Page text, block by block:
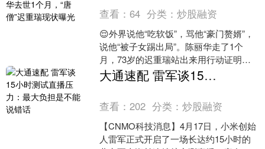
查看：64 分类：炒股融资
😌外界说他“吃软饭”，骂他“豪门赘婿”，
说他“被子女踢出局”。陈丽华走了1个
月，73岁的迟重瑞站出来用行动证明：
他不是软柿子。 ⚡最震撼的选择：放弃
470亿遗产....
大通速配 雷军谈15小时测试直播压力：最大负担是不能说错话
查看：202 分类：炒股融资
【CNMO科技消息】4月17日，小米创始
人雷军正式开启了一场长达约15小时的